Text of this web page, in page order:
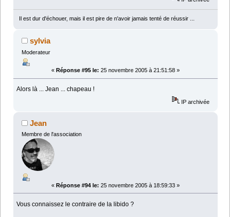
Il est dur d'échouer, mais il est pire de n'avoir jamais tenté de réussir ...
sylvia
Moderateur
« Réponse #95 le: 25 novembre 2005 à 21:51:58 »
Alors là ... Jean ... chapeau !
IP archivée
Jean
Membre de l'association
« Réponse #94 le: 25 novembre 2005 à 18:59:33 »
Vous connaissez le contraire de la libido ?